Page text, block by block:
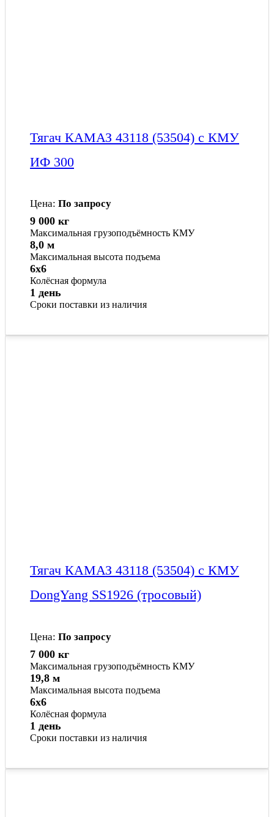
Тягач КАМАЗ 43118 (53504) с КМУ
ИФ 300
Цена: По запросу
Максимальная грузоподъёмность КМУ
9 000 кг
Максимальная высота подъема
8,0 м
Колёсная формула
6x6
Сроки поставки из наличия
1 день
Тягач КАМАЗ 43118 (53504) с КМУ
DongYang SS1926 (тросовый)
Цена: По запросу
Максимальная грузоподъёмность КМУ
7 000 кг
Максимальная высота подъема
19,8 м
Колёсная формула
6x6
Сроки поставки из наличия
1 день